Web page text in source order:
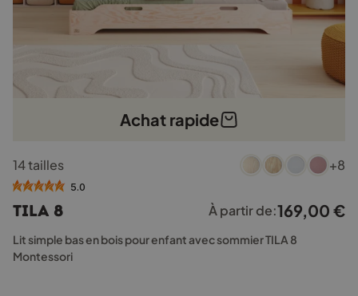
Achat rapide
produit
a
variations.
Les
options
14 tailles +8
5.0
TILA 8 À partir de:169,00 €
Lit simple bas en bois pour enfant avec sommier TILA 8
Montessori